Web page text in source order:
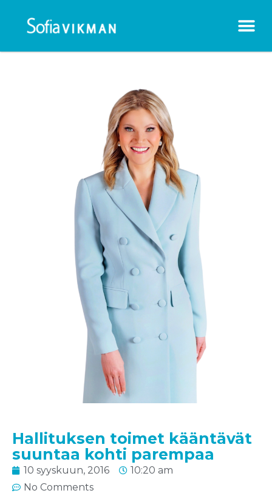
Hallituksen toimet kääntävät
suuntaa kohti parempaa
10 syyskuun, 2016
10:20 am
No Comments